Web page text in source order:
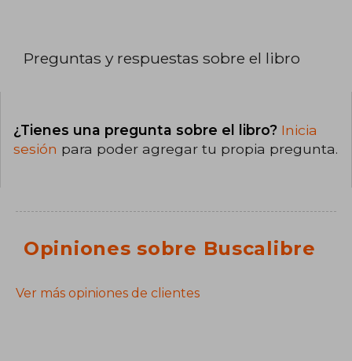
Preguntas y respuestas sobre el libro
¿Tienes una pregunta sobre el libro? Inicia
sesión para poder agregar tu propia pregunta.
Opiniones sobre Buscalibre
Ver más opiniones de clientes